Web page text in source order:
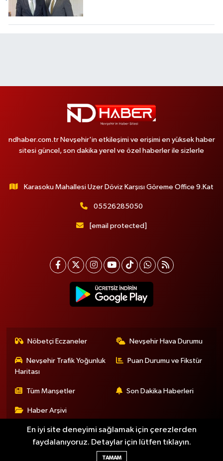
ndhaber.com.tr Nevşehir'in etkileşimi ve erişimi en yüksek haber
sitesi güncel, son dakika yerel ve özel haberler ile sizlerle
Karasoku Mahallesi Uzer Döviz Karşısı Göreme Office 9.Kat
05526285050
[email protected]
Nöbetçi Eczaneler Nevşehir Hava Durumu
Nevşehir Trafik Yoğunluk
Haritası
Puan Durumu ve Fikstür
Tüm Manşetler Son Dakika Haberleri
Haber Arşivi
Haber Yazılımı:
En iyi site deneyimi sağlamak için çerezlerden
faydalanıyoruz. Detaylar için lütfen tıklayın.
TAMAM